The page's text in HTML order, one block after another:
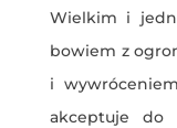
Wielkim i
bowiem z
i
akceptuje do